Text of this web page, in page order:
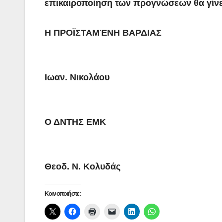
επικαιροποίηση των προγνώσεων θα
Η ΠΡΟΪΣΤΑΜΈΝΗ ΒΑΡΔΙΑΣ
Ιωαν. Νικολάου
Ο ΔΝΤΗΣ ΕΜΚ
Θεοδ. Ν. Κολυδάς
Κοινοποιήστε: